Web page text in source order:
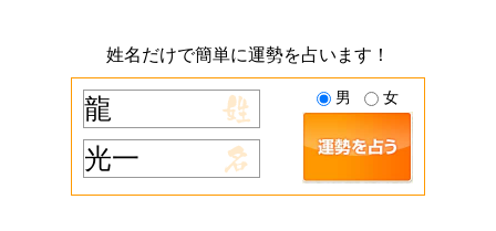
姓名だけで簡単に運勢を占います！
男 女